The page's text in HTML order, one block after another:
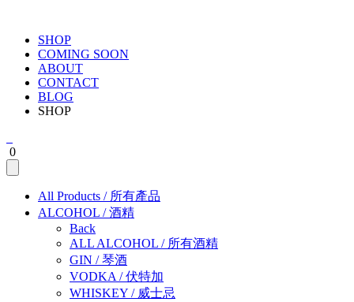
SHOP
COMING SOON
ABOUT
CONTACT
BLOG
SHOP
0
All Products / 所有產品
ALCOHOL /酒精
Back
ALL ALCOHOL / 所有酒精
GIN /琴酒
VODKA /伏特加
WHISKEY / 威士忌